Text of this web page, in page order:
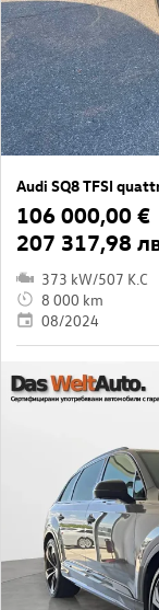
Audi SQ8 TFSI
106 000,00 €
207 317,98
373 kW/507 K.C
8 000 km
08/2024